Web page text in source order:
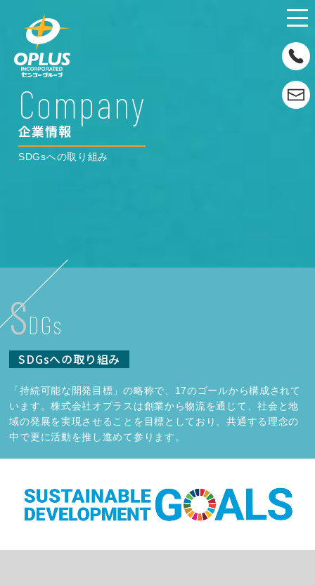
Company
企業情報
SDGsへの取り組み
SDGs
SDGsへの取り組み
「持続可能な開発目標」の略称で、17のゴールから構成されて
います。株式会社オプラスは創業から物流を通じて、社会と地
域の発展を実現させることを目標としており、共通する理念の
中で更に活動を推し進めて参ります。